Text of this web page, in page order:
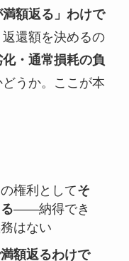
満額返る」わけで
還額を決めるの
・通常損耗の負
うか。ここが本
権利としてそ
——納得でき
はない
額返るわけで